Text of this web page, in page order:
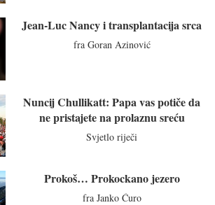
Jean-Luc Nancy i transplantacija srca
fra Goran Azinović
Nuncij Chullikatt: Papa vas potiče da
ne pristajete na prolaznu sreću
Svjetlo riječi
Prokoš… Prokockano jezero
fra Janko Ćuro